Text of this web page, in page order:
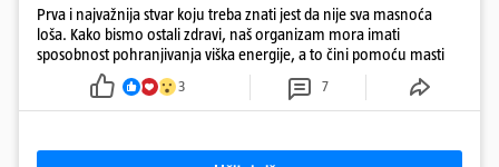
Prva i najvažnija stvar koju treba znati jest da nije sva masnoća
loša. Kako bismo ostali zdravi, naš organizam mora imati
sposobnost pohranjivanja viška energije, a to čini pomoću masti
3 7